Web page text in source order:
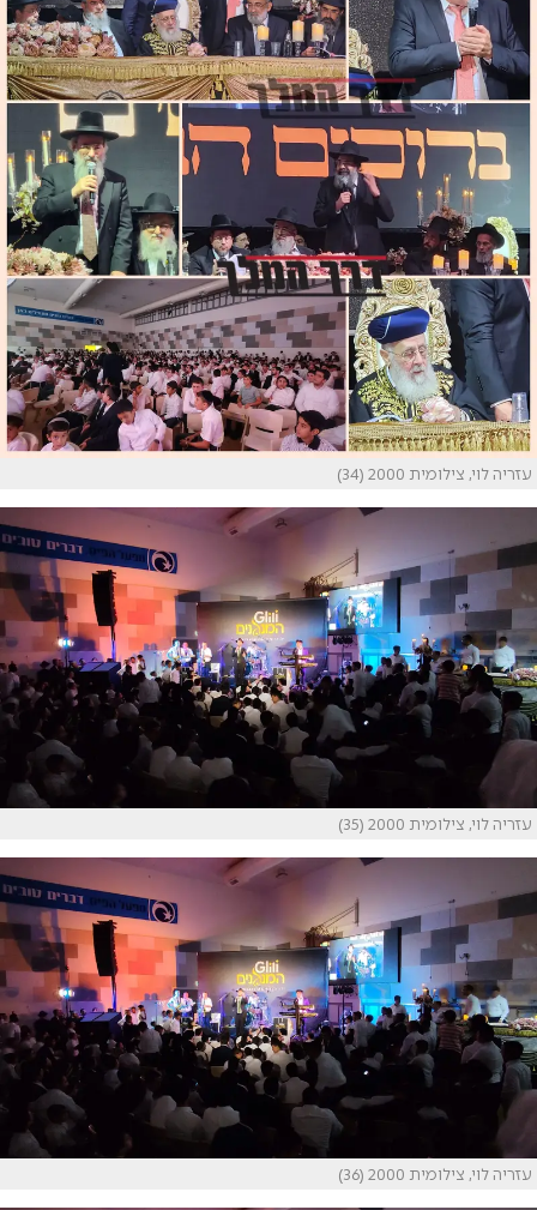
עזריה לוי, צילומית 2000 (34)
עזריה לוי, צילומית 2000 (35)
עזריה לוי, צילומית 2000 (36)